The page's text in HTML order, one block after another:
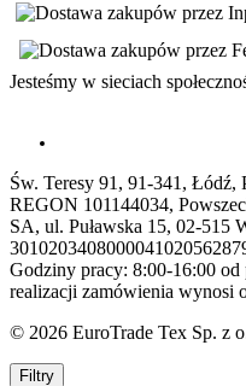
Jesteśmy w sieciach
Św. Teresy 91, 91-341, Łódź,
REGON 101144034,
SA, ul. Puławska 15, 02-515
Godziny pracy: 8:00-16:00 od
realizacji zamówienia wynosi
© 2026 EuroTrade Tex Sp. z
Filtry